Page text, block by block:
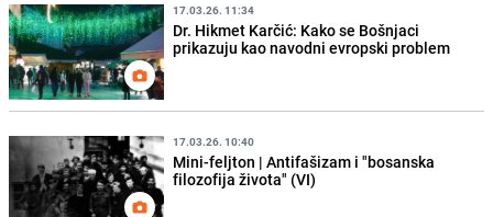
17.03.26. 11:34
Dr. Hikmet Karčić: Kako se Bošnjaci
prikazuju kao navodni evropski problem
17.03.26. 10:40
Mini-feljton | Antifašizam i "bosanska
filozofija života" (VI)